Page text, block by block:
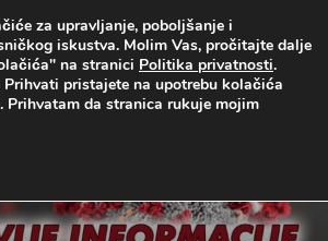
UŽIVO
iz Republike
za upravljanje, poboljšanje i
iskustva. Molim Vas, pročitajte dalje
na stranici Politika privatnosti.
pristajete na upotrebu kolačića
Prihvatam da stranica rukuje mojim